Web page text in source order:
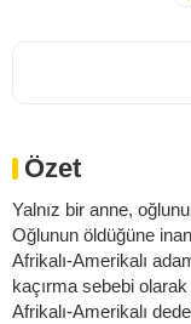
Özet
Yalnız bir anne,
Oğlunun öldüğüne
Afrikalı-Amerikalı
kaçırma sebebi
Afrikalı-Amerikalı